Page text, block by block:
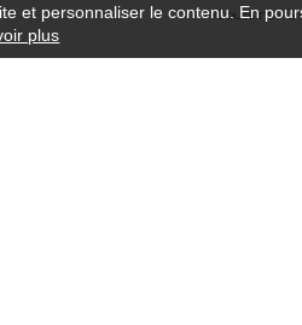
Coussins 3
et personnaliser le contenu. En
plus